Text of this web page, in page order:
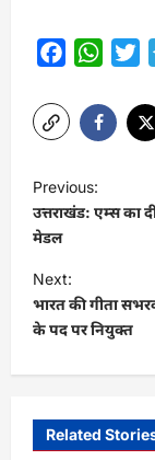
Facebook
o
s
t
n
a
v
g
Previous:
उत्तराखंड: एम्स का
मेडल
Next:
भारत की गीता
के पद पर नियुक्त
Related